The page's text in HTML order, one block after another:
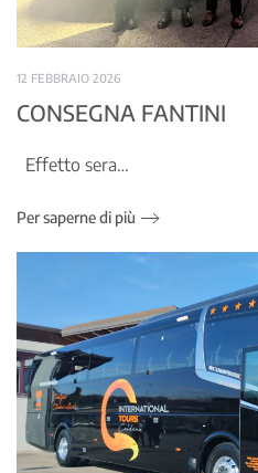
12 FEBBRAIO 2026
CONSEGNA FANTINI
Effetto sera…
Per saperne di più